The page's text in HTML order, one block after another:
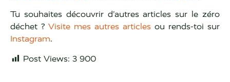
Tu souhaites découvrir d’autres articles sur le zéro
déchet ? Visite mes autres articles ou rends-toi sur
Instagram.
Post Views: 3 900